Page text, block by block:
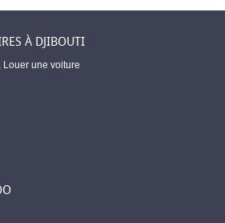
À DJIBOUTI
, Louer une voiture